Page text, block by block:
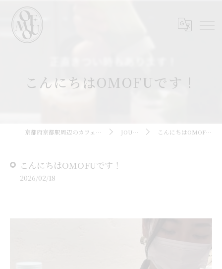
こんにちはOMOFUです！
京都府京都駅周辺のカフェならOMOFU JOURNAL こんにちはOMOFUです！
こんにちはOMOFUです！
2026/02/18